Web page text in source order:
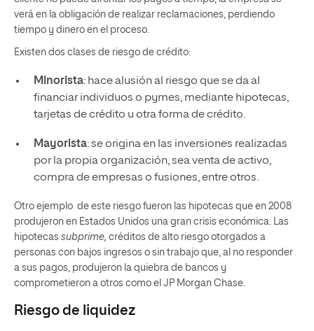
verá en la obligación de realizar reclamaciones, perdiendo
tiempo y dinero en el proceso.
Existen dos clases de riesgo de crédito:
Minorista: hace alusión al riesgo que se da al
financiar individuos o pymes, mediante hipotecas,
tarjetas de crédito u otra forma de crédito.
Mayorista: se origina en las inversiones realizadas
por la propia organización, sea venta de activo,
compra de empresas o fusiones, entre otros.
Otro ejemplo de este riesgo fueron las hipotecas que en 2008
produjeron en Estados Unidos una gran crisis económica. Las
hipotecas subprime, créditos de alto riesgo otorgados a
personas con bajos ingresos o sin trabajo que, al no responder
a sus pagos, produjeron la quiebra de bancos y
comprometieron a otros como el JP Morgan Chase.
Riesgo de liquidez